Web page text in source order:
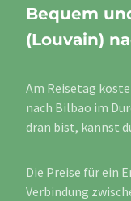
Bequem
(Louvain)
Am Reisetag
nach Bilbao im
dran bist, kannst
Die Preise für ein
Verbindung